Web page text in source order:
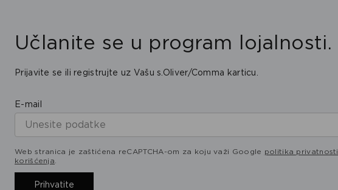
Učlanite se u program lojalnosti.
Prijavite se ili registrujte uz Vašu s.Oliver/Comma karticu.
E-mail
Web stranica je zaštićena reCAPTCHA-om za koju važi Google politika privatnosti
korišćenja
Prihvatite